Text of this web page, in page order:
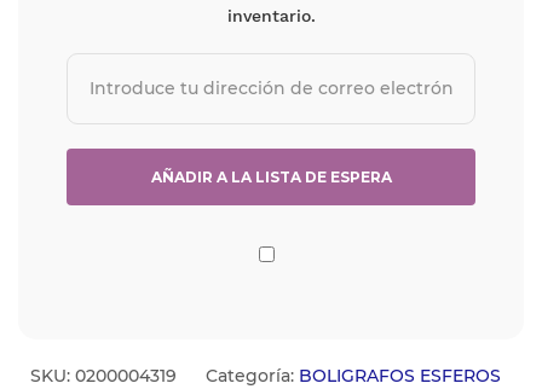
inventario.
SKU: 0200004319 Categoría: BOLIGRAFOS ESFEROS